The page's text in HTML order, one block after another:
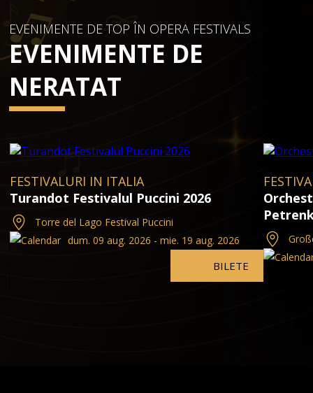
EVENIMENTE DE TOP ÎN OPERA FESTIVALS
EVENIMENTE DE
NERATAT
FESTIVALURI IN ITALIA
Turandot Festivalul Puccini 2026
Torre del Lago Festival Puccini
dum. 09 aug. 2026 - mie. 19 aug. 2026
BILETE